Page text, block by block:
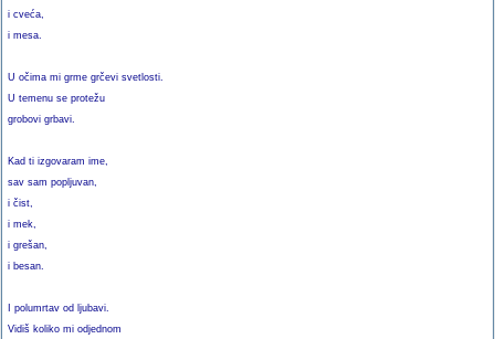
i cveća,
i mesa.
U očima mi grme grčevi svetlosti.
U temenu se protežu
grobovi grbavi.
Kad ti izgovaram ime,
sav sam popljuvan,
i čist,
i mek,
i grešan,
i besan.
I polumrtav od ljubavi.
Vidiš koliko mi odjednom